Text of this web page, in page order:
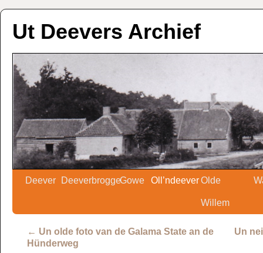
Ut Deevers Archief
Deever DeeverbroggeGowe Oll’ndeeverOlde
Willem
← Un olde foto van de Galama State an de
Hünderweg
Un